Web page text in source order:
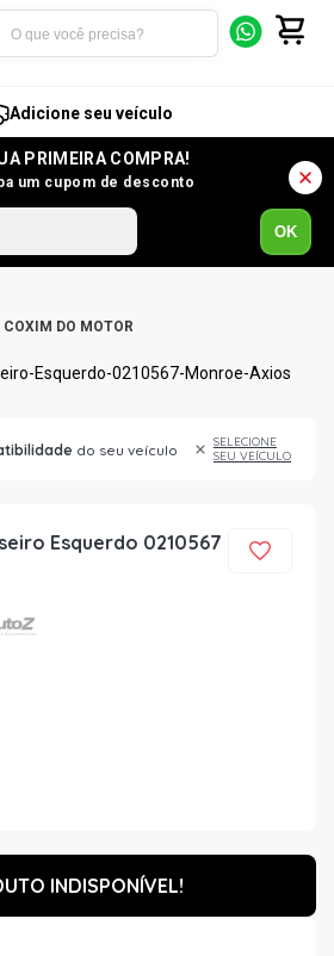
Adicione seu veículo
PRIMEIRA COMPRA!
um cupom de desconto
OK
COXIM DO MOTOR
do seu veículo
SELECIONE
SEU VEÍCULO
Esquerdo 0210567
INDISPONÍVEL!